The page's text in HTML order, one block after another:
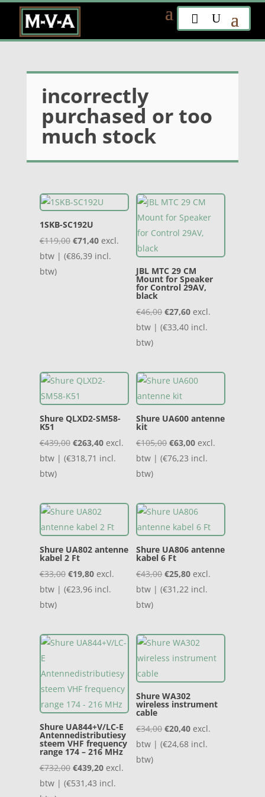
incorrectly
purchased or too
much stock
1SKB-SC192U
€119,00 Oorspronkelijke
prijs
€71,40Huidige
prijs
excl.
btw | (€86,39incl.
btw)
JBL MTC 29 CM
Mount for Speaker
for Control 29AV,
black
€46,00Oorspronkelijke
prijs
€27,60Huidige
prijs
excl.
btw | (€33,40 incl.
btw)
Shure QLXD2-SM58-
K51
€439,00 Oorspronkelijke
prijs
€263,40Huidige
prijs
excl.
btw | (€318,71 incl.
btw)
Shure UA600 antenne
kit
€105,00Oorspronkelijke
prijs
€63,00Huidige
prijs
excl.
btw | (€76,23 incl.
btw)
Shure UA802 antenne
kabel 2 Ft
€33,00 Oorspronkelijke
prijs
€19,80Huidige
prijs
excl.
btw | (€23,96incl.
btw)
Shure UA806 antenne
kabel 6 Ft
€43,00Oorspronkelijke
prijs
€25,80Huidige
prijs
excl.
btw | (€31,22 incl.
btw)
Shure UA844+V/LC-E
Antennedistributiesy
steem VHF frequency
range 174 – 216 MHz
€732,00 Oorspronkelijke
prijs
€439,20Huidige
prijs
excl.
btw | (€531,43 incl.
Shure WA302
wireless instrument
cable
€34,00Oorspronkelijke
prijs
€20,40Huidige
prijs
excl.
btw | (€24,68 incl.
btw)